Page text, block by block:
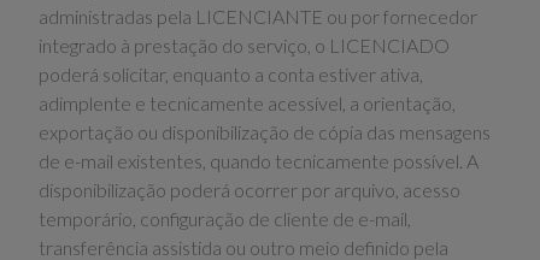
administradas pela LICENCIANTE ou por fornecedor
integrado à prestação do serviço, o LICENCIADO
poderá solicitar, enquanto a conta estiver ativa,
adimplente e tecnicamente acessível, a orientação,
exportação ou disponibilização de cópia das mensagens
de e-mail existentes, quando tecnicamente possível. A
disponibilização poderá ocorrer por arquivo, acesso
temporário, configuração de cliente de e-mail,
transferência assistida ou outro meio definido pela